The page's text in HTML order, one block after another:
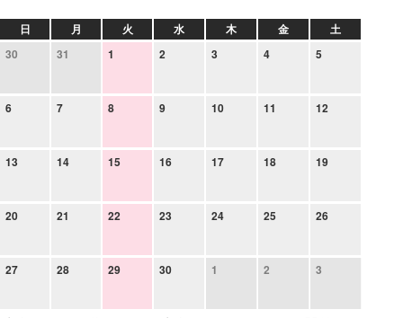
日 月 火 水 木 金
土
30
31 1 2 3 4 5
6 7 8 9 10 11 12
13 14 15 16 17 18 19
20 21 22 23 24 25 26
27 28 29 30 1 2 3